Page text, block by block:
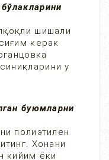
шишали
керак
у
буюмларни
полиэтилен
Хонани
кийим ёки